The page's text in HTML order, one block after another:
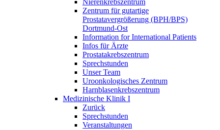
Nierenkrebszentrum
Zentrum für gutartige
Prostatavergrößerung (BPH/BPS)
Dortmund-Ost
Information for International Patients
Infos für Ärzte
Prostatakrebszentrum
Sprechstunden
Unser Team
Uroonkologisches Zentrum
Harnblasenkrebszentrum
Medizinische Klinik I
Zurück
Sprechstunden
Veranstaltungen